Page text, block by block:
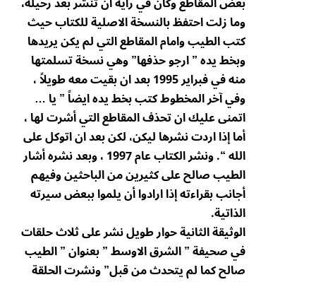
وما زلت احتفظ بالنسخة الاصلية للكتاب حيث
كتب الطيب وامام المقاطع التي لم يكن يريدها
وبخط يده ” ارجو حذفها” وهي نسخة تسلمتها
منه في فبراير 1995 بعد ان بقيت معه طويلاً ،
وفي آخر المخطوط كتب بخط يده ايضاً ” يا …
اتمنى عليك ان تحذف المقاطع التي أشرت لها ،
أما إذا اردت نشرها ليكن، لكن بعد ان اتوكل على
الله “. ونشر الكتاب عام 1997 ، وبعد نشره أشار
الطيب صالح على كثيرين من الباحثين وفيهم
أجانب بقراءته إذا ارادوا أن يلموا ببعض سيرته
الذاتية.
الوثيقة الثانية حوار طويل نشر على ثلاث حلقات
في صحيفة ” الشرق الاوسط ” بعنوان ” الطيب
صالح كما لم يتحدث من قبل” ونشرت الحلقة